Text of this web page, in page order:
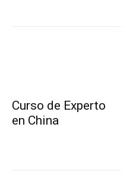
Curso de Experto
en China